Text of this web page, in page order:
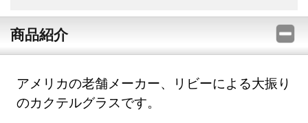
商品紹介
アメリカの老舗メーカー、リビーによる大振り
のカクテルグラスです。